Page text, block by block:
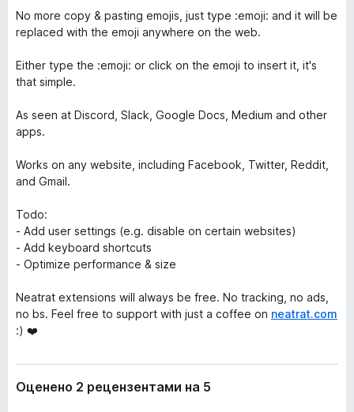
No more copy & pasting emojis, just type :emoji: and it will be
replaced with the emoji anywhere on the web.
Either type the :emoji: or click on the emoji to insert it, it's
that simple.
As seen at Discord, Slack, Google Docs, Medium and other
apps.
Works on any website, including Facebook, Twitter, Reddit,
and Gmail.
Todo:
- Add user settings (e.g. disable on certain websites)
- Add keyboard shortcuts
- Optimize performance & size
Neatrat extensions will always be free. No tracking, no ads,
no bs. Feel free to support with just a coffee on neatrat.com
:) ❤️
Оценено 2 рецензентами на 5